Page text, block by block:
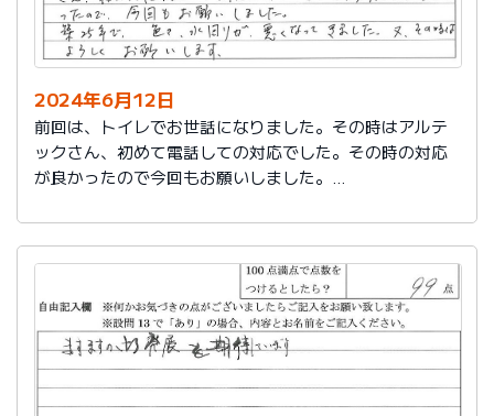
2024年6月12日
前回は、トイレでお世話になりました。その時はアルテ
ックさん、初めて電話しての対応でした。その時の対応
が良かったので今回もお願いしました。
時はよろしくお願いします。